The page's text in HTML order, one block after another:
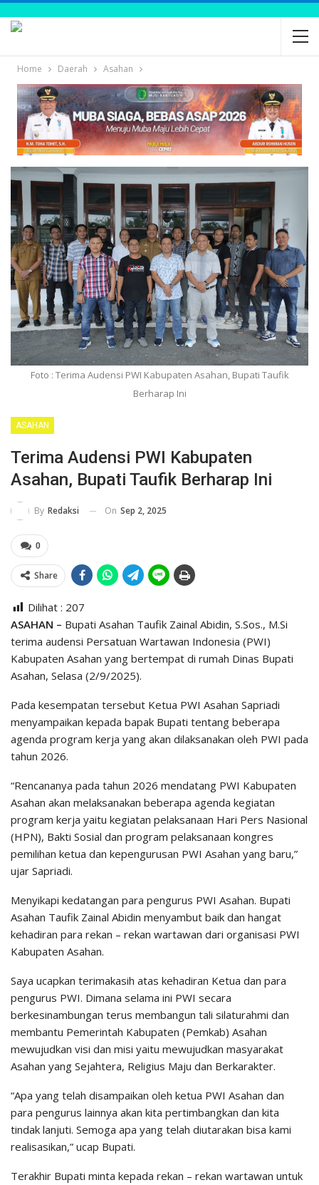
Home Daerah Asahan
Foto : Terima Audensi PWI Kabupaten Asahan, Bupati Taufik
Berharap Ini
ASAHAN
Terima Audensi PWI Kabupaten
Asahan, Bupati Taufik Berharap Ini
By Redaksi On Sep 2, 2025
0
Share
Dilihat : 207
ASAHAN – Bupati Asahan Taufik Zainal Abidin, S.Sos., M.Si
terima audensi Persatuan Wartawan Indonesia (PWI)
Kabupaten Asahan yang bertempat di rumah Dinas Bupati
Asahan, Selasa (2/9/2025).
Pada kesempatan tersebut Ketua PWI Asahan Sapriadi
menyampaikan kepada bapak Bupati tentang beberapa
agenda program kerja yang akan dilaksanakan oleh PWI pada
tahun 2026.
“Rencananya pada tahun 2026 mendatang PWI Kabupaten
Asahan akan melaksanakan beberapa agenda kegiatan
program kerja yaitu kegiatan pelaksanaan Hari Pers Nasional
(HPN), Bakti Sosial dan program pelaksanaan kongres
pemilihan ketua dan kepengurusan PWI Asahan yang baru,”
ujar Sapriadi.
Menyikapi kedatangan para pengurus PWI Asahan. Bupati
Asahan Taufik Zainal Abidin menyambut baik dan hangat
kehadiran para rekan – rekan wartawan dari organisasi PWI
Kabupaten Asahan.
Saya ucapkan terimakasih atas kehadiran Ketua dan para
pengurus PWI. Dimana selama ini PWI secara
berkesinambungan terus membangun tali silaturahmi dan
membantu Pemerintah Kabupaten (Pemkab) Asahan
mewujudkan visi dan misi yaitu mewujudkan masyarakat
Asahan yang Sejahtera, Religius Maju dan Berkarakter.
“Apa yang telah disampaikan oleh ketua PWI Asahan dan
para pengurus lainnya akan kita pertimbangkan dan kita
tindak lanjuti. Semoga apa yang telah diutarakan bisa kami
realisasikan,” ucap Bupati.
Terakhir Bupati minta kepada rekan – rekan wartawan untuk